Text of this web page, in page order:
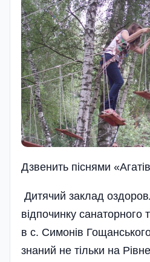
Дзвенить пiснями
Дитячий заклад
відпочинку санаторного
в с. Симонів
знаний не тільки на